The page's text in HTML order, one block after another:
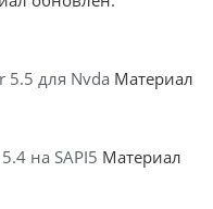
5.5 для Nvda Материал
на SAPI5 Материал